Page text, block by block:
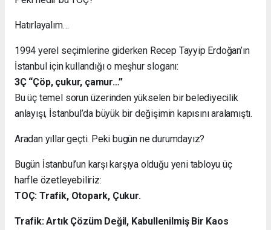
Hatırlayalım…
1994 yerel seçimlerine giderken Recep Tayyip Erdoğan’ın
İstanbul için kullandığı o meşhur sloganı:
3Ç “Çöp, çukur, çamur…”
Bu üç temel sorun üzerinden yükselen bir belediyecilik
anlayışı, İstanbul’da büyük bir değişimin kapısını aralamıştı.
Aradan yıllar geçti. Peki bugün ne durumdayız?
Bugün İstanbul’un karşı karşıya olduğu yeni tabloyu üç
harfle özetleyebiliriz:
TOÇ: Trafik, Otopark, Çukur.
Trafik: Artık Çözüm Değil, Kabullenilmiş Bir Kaos